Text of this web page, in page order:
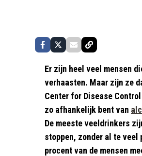
Er zijn heel veel mensen
verhaasten. Maar zijn ze
Center for Disease
zo afhankelijk bent van
De meeste veeldrinkers
stoppen, zonder al te veel
procent van de mensen